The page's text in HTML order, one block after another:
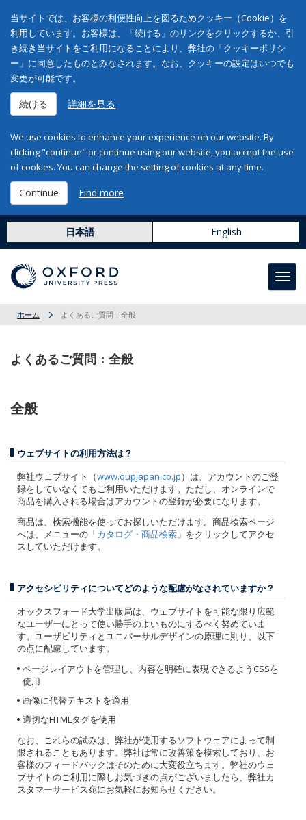
当サイトでは、お客様の利便性向上を図るためクッキー（Cookie）を
利用しています。お客様は、「続ける」のリンクをクリックするか、引
き続き当サイトをご利用になることにより、弊社の「クッキーポリシ
ー」に同意したものとみなされます。なお、クッキーの設定はいつでも
変更が可能です。
続ける 詳細を見る
We use cookies to enhance your experience on our website. By
clicking "continue" or continue using our website, you accept the use
of cookies. You can change the setting of cookies at any time.
Continue Find more
日本語 English
ホーム よくあるご質問：全般
よくあるご質問：全般
全般
ウェブサイトの利用方法は？
弊社ウェブサイト（www.oupjapan.co.jp）は、アカウントのご登
録をしていなくてもご利用いただけます。ただし、オンラインで
商品を購入される場合はアカウントの登録が必要になります。
商品は、検索機能を使ってお探しいただけます。商品検索ページ
へは、メニューの「カタログ・商品検索 」をクリックしてアクセ
スしていただけます。
アクセシビリティについてどのような配慮がなされていますか？
オックスフォード大学出版局は、ウェブサイトを可能な限り広範
なユーザーにとって使い勝手のよいものにするべく努めていま
す。ユーザビリティとユニバーサルデザインの原理に則り、以下
の点に配慮しています。
ページレイアウトを管理し、内容を明確に表現できるようCSSを
使用
画像に代替テキストを適用
適切なHTMLタグを使用
なお、これらの試みは、弊社が使用するソフトウェアによって制
限されることもあります。弊社は常に改善策を模索しており、お
客様のフィードバックはそのために大変役立ちます。弊社のウェ
ブサイトのご利用に際しお気づきの点がございましたら、弊社カ
スタマーサービス宛にお気軽にお知らせください。